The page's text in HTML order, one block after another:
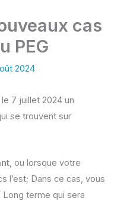
cas
PEG
2024
7 juillet 2024 un
se trouvent sur
, ou lorsque votre
l’est; Dans ce cas, vous
terme qui sera